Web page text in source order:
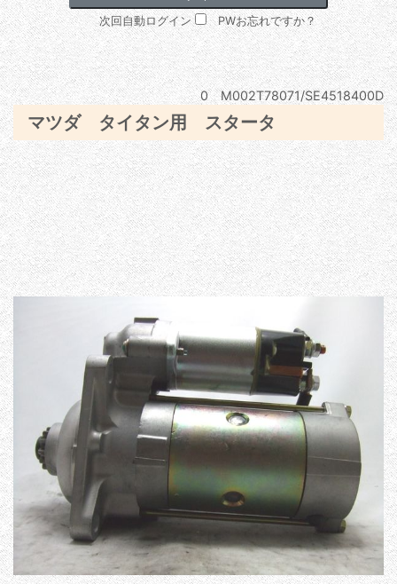
次回自動ログイン PWお忘れですか？
0 M002T78071/SE4518400D
マツダ タイタン用 スタータ